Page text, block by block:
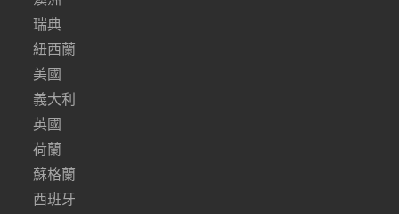
瑞典
紐西蘭
美國
義大利
英國
荷蘭
蘇格蘭
西班牙